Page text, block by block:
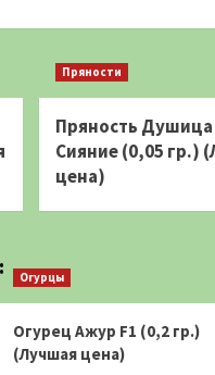
Пряности
Пряность
Сияние (0,05 гр.)
цена)
Огурцы
Огурец Ажур F1 (0,2 гр.)
(Лучшая цена)